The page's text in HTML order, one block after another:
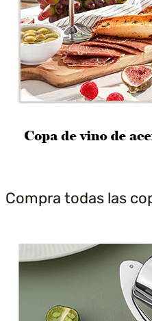
Compra todas las